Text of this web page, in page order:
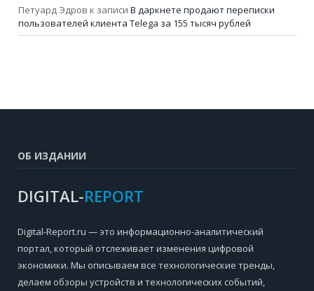
Петуард Эдров к записи В даркнете продают переписки
пользователей клиента Telega за 155 тысяч рублей
ОБ ИЗДАНИИ
DIGITAL-REPORT
Digital-Report.ru — это информационно-аналитический
портал, который отслеживает изменения цифровой
экономики. Мы описываем все технологические тренды,
делаем обзоры устройств и технологических событий,